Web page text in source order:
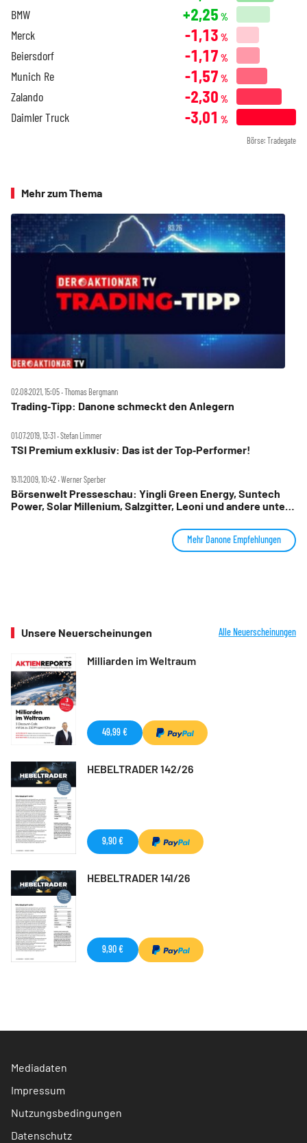
BMW +2,25 %
Merck -1,13 %
Beiersdorf -1,17 %
Munich Re -1,57 %
Zalando -2,30 %
Daimler Truck -3,01 %
Börse: Tradegate
Mehr zum Thema
02.08.2021, 15:05 ‧ Thomas Bergmann
Trading‑Tipp: Danone schmeckt den Anlegern
01.07.2019, 13:31 ‧ Stefan Limmer
TSI Premium exklusiv: Das ist der Top‑Performer!
19.11.2009, 10:42 ‧ Werner Sperber
Börsenwelt Presseschau: Yingli Green Energy, Suntech
Power, Solar Millenium, Salzgitter, Leoni und andere unter
Mehr Danone Empfehlungen
Unsere Neuerscheinungen Alle Neuerscheinungen
Milliarden im Weltraum
49,99 €
HEBELTRADER 142/26
9,90 €
HEBELTRADER 141/26
9,90 €
Mediadaten
Impressum
Nutzungsbedingungen
Datenschutz